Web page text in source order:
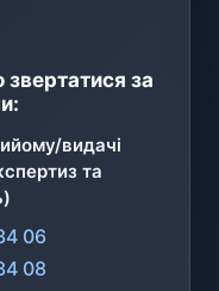
звертатися за
видачі
та
06
08